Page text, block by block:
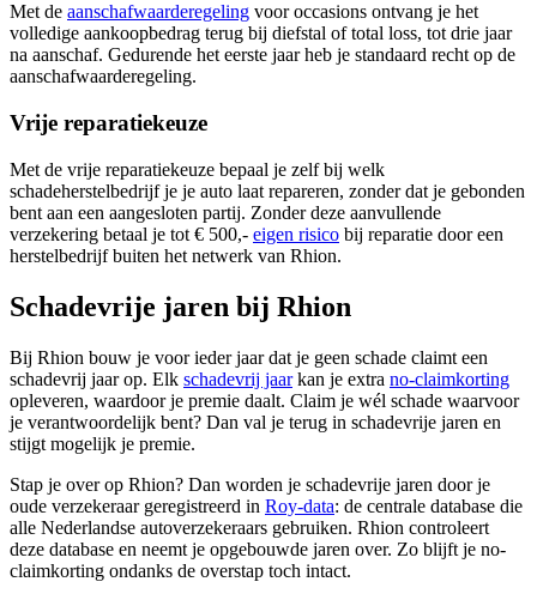
Met de aanschafwaarderegeling voor occasions ontvang je het
volledige aankoopbedrag terug bij diefstal of total loss, tot drie jaar
na aanschaf. Gedurende het eerste jaar heb je standaard recht op de
aanschafwaarderegeling.
Vrije reparatiekeuze
Met de vrije reparatiekeuze bepaal je zelf bij welk
schadeherstelbedrijf je je auto laat repareren, zonder dat je gebonden
bent aan een aangesloten partij. Zonder deze aanvullende
verzekering betaal je tot € 500,- eigen risico bij reparatie door een
herstelbedrijf buiten het netwerk van Rhion.
Schadevrije jaren bij Rhion
Bij Rhion bouw je voor ieder jaar dat je geen schade claimt een
schadevrij jaar op. Elk schadevrij jaarkan je extra no-claimkorting
opleveren, waardoor je premie daalt. Claim je wél schade waarvoor
je verantwoordelijk bent? Dan val je terug in schadevrije jaren en
stijgt mogelijk je premie.
Stap je over op Rhion? Dan worden je schadevrije jaren door je
oude verzekeraar geregistreerd in Roy-data: de centrale database die
alle Nederlandse autoverzekeraars gebruiken. Rhion controleert
deze database en neemt je opgebouwde jaren over. Zo blijft je no-
claimkorting ondanks de overstap toch intact.